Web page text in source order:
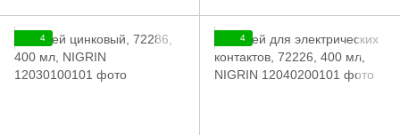
4 4